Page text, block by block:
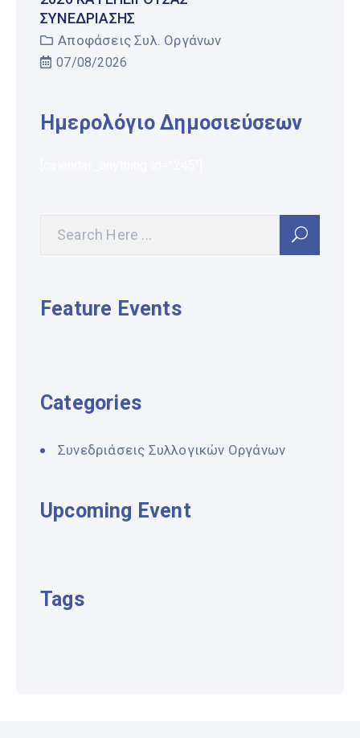
ΣΥΝΕΔΡΊΑΣΗΣ
Αποφάσεις Συλ. Οργάνων
07/08/2026
Ημερολόγιο Δημοσιεύσεων
Feature Events
Categories
Συνεδριάσεις Συλλογικών Οργάνων
Upcoming Event
Tags